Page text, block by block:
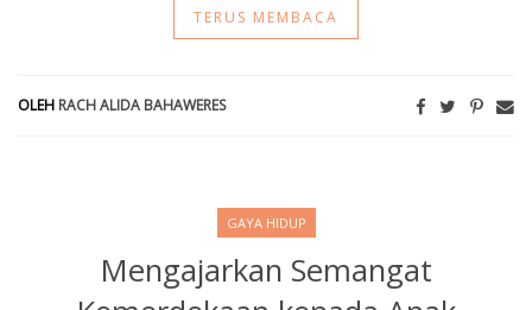
TERUS MEMBACA
OLEH RACH ALIDA BAHAWERES
GAYA HIDUP
Mengajarkan Semangat